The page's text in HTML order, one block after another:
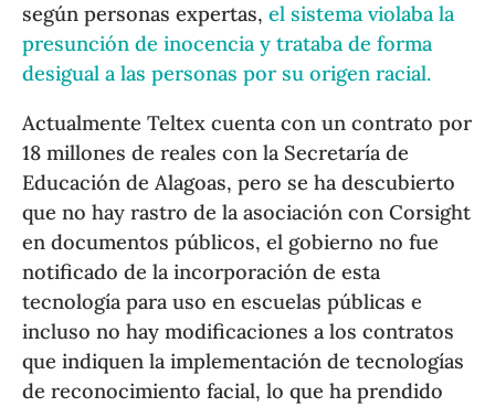
según personas expertas,el sistema violaba la
presunción de inocencia y trataba de forma
desigual a las personas por su origen racial.
Actualmente Teltex cuenta con un contrato por
18 millones de reales con la Secretaría de
Educación de Alagoas, pero se ha descubierto
que no hay rastro de la asociación con Corsight
en documentos públicos, el gobierno no fue
notificado de la incorporación de esta
tecnología para uso en escuelas públicas e
incluso no hay modificaciones a los contratos
que indiquen la implementación de tecnologías
de reconocimiento facial, lo que ha prendido